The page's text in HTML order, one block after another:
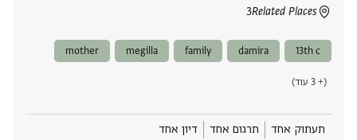
Related Places
3
13th c
damira
family
megilla
mother
(+ 3 עוד)
תעתוק אחד תרגום אחד דיון אחד